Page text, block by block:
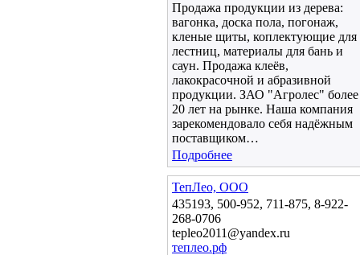
Продажа продукции из дерева:
вагонка, доска пола, погонаж,
кленые щиты, коплектующие для
лестниц, материалы для бань и
саун. Продажа клеёв,
лакокрасочной и абразивной
продукции. ЗАО "Агролес" более
20 лет на рынке. Наша компания
зарекомендовало себя надёжным
поставщиком…
Подробнее
ТепЛео, ООО
435193, 500-952, 711-875, 8-922-
268-0706
tepleo2011@yandex.ru
теплео.рф